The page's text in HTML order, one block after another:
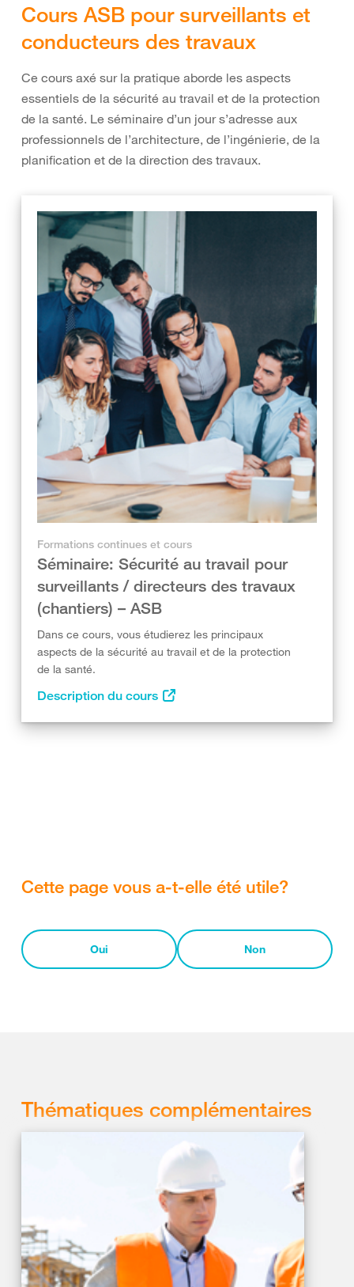
Cours ASB pour surveillants et
conducteurs des travaux
Ce cours axé sur la pratique aborde les aspects
essentiels de la sécurité au travail et de la protection
de la santé. Le séminaire d’un jour s’adresse aux
professionnels de l’architecture, de l’ingénierie, de la
planification et de la direction des travaux.
Formations continues et cours
Séminaire: Sécurité au travail pour
surveillants / directeurs des travaux
(chantiers) – ASB
Dans ce cours, vous étudierez les principaux
aspects de la sécurité au travail et de la protection
de la santé.
Description du cours
Cette page vous a-t-elle été utile?
Oui Non
Thématiques complémentaires